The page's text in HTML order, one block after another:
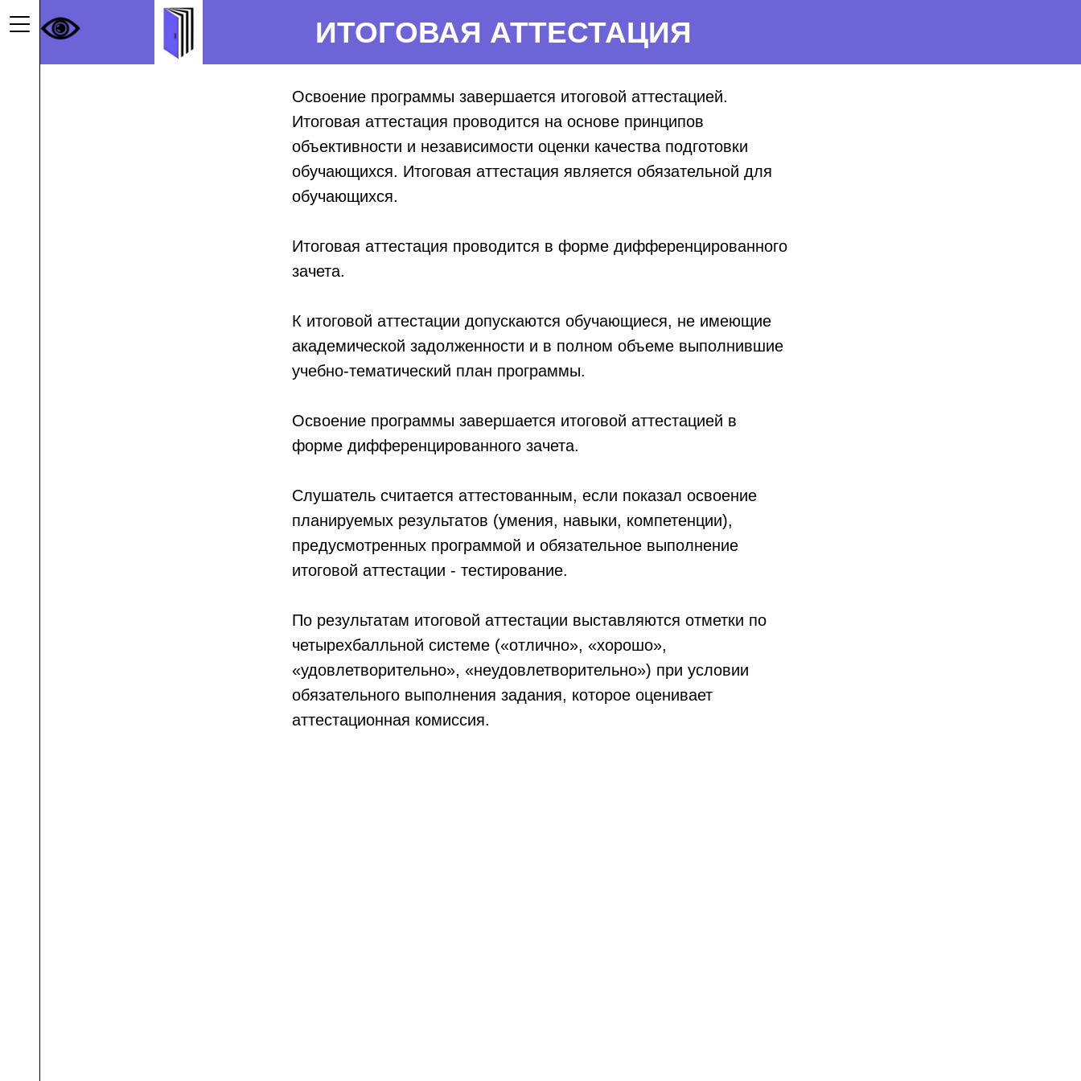
ИТОГОВАЯ АТТЕСТАЦИЯ
Освоение программы завершается итоговой аттестацией.
Итоговая аттестация проводится на основе принципов
объективности и независимости оценки качества подготовки
обучающихся. Итоговая аттестация является обязательной для
обучающихся.
Итоговая аттестация проводится в форме дифференцированного
зачета.
К итоговой аттестации допускаются обучающиеся, не имеющие
академической задолженности и в полном объеме выполнившие
учебно-тематический план программы.
Освоение программы завершается итоговой аттестацией в
форме дифференцированного зачета.
Слушатель считается аттестованным, если показал освоение
планируемых результатов (умения, навыки, компетенции),
предусмотренных программой и обязательное выполнение
итоговой аттестации - тестирование.
По результатам итоговой аттестации выставляются отметки по
четырехбалльной системе («отлично», «хорошо»,
«удовлетворительно», «неудовлетворительно») при условии
обязательного выполнения задания, которое оценивает
аттестационная комиссия.